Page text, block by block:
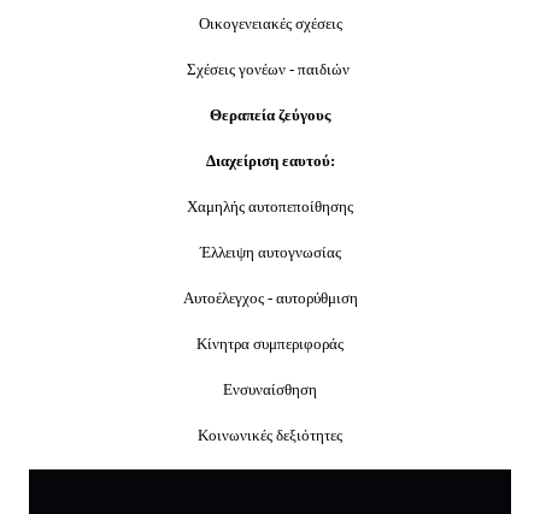
Οικογενειακές σχέσεις
Σχέσεις γονέων - παιδιών
Θεραπεία ζεύγους
Διαχείριση εαυτού:
Χαμηλής αυτοπεποίθησης
Έλλειψη αυτογνωσίας
Αυτοέλεγχος - αυτορύθμιση
Κίνητρα συμπεριφοράς
Ενσυναίσθηση
Κοινωνικές δεξιότητες